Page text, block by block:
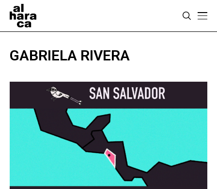
GABRIELA RIVERA